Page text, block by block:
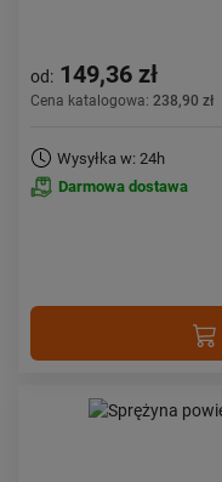
od: 149,36 zł
Cena katalogowa: 238,90 zł
Wysyłka w: 24h
Darmowa dostawa